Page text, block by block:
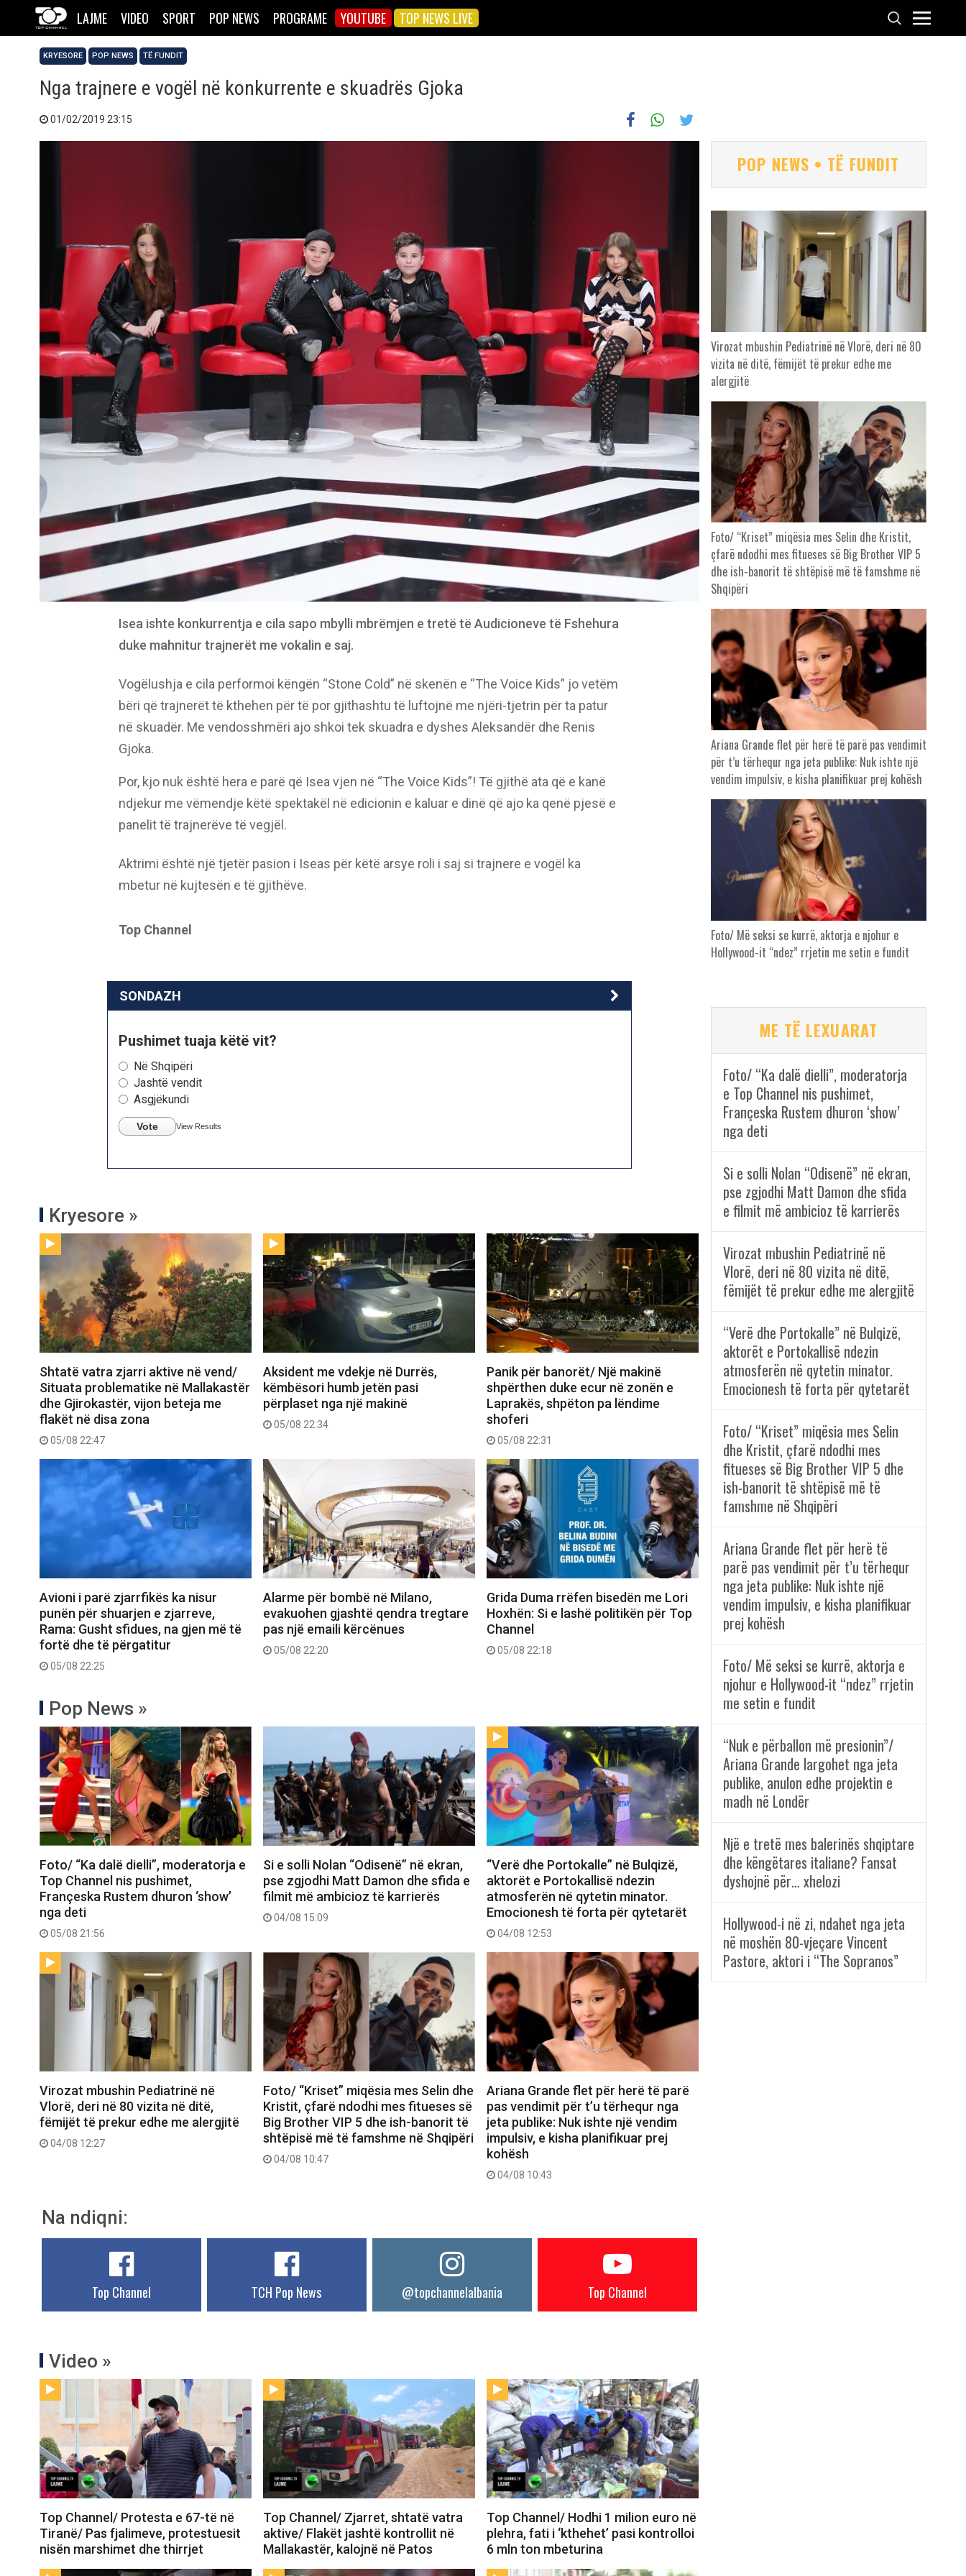
LAJME VIDEO SPORT POP NEWS PROGRAME YOUTUBE TOP NEWS LIVE
KRYESORE POP NEWS TË FUNDIT
Nga trajnere e vogël në konkurrente e skuadrës Gjoka
01/02/2019 23:15
Isea ishte konkurrentja e cila sapo mbylli mbrëmjen e tretë të Audicioneve të Fshehura
duke mahnitur trajnerët me vokalin e saj.
Vogëlushja e cila performoi këngën “Stone Cold” në skenën e “The Voice Kids” jo vetëm
bëri që trajnerët të kthehen për të por gjithashtu të luftojnë me njëri-tjetrin për ta patur
në skuadër. Me vendosshmëri ajo shkoi tek skuadra e dyshes Aleksandër dhe Renis
Gjoka.
Por, kjo nuk është hera e parë që Isea vjen në “The Voice Kids”! Të gjithë ata që e kanë
ndjekur me vëmendje këtë spektakël në edicionin e kaluar e dinë që ajo ka qenë pjesë e
panelit të trajnerëve të vegjël.
Aktrimi është një tjetër pasion i Iseas për këtë arsye roli i saj si trajnere e vogël ka
mbetur në kujtesën e të gjithëve.
Top Channel
SONDAZH
Pushimet tuaja këtë vit?
Në Shqipëri
Jashtë vendit
Asgjëkundi
Vote View Results
Kryesore »
Shtatë vatra zjarri aktive në vend/
Situata problematike në Mallakastër
dhe Gjirokastër, vijon beteja me
flakët në disa zona
05/08 22:47
Aksident me vdekje në Durrës,
këmbësori humb jetën pasi
përplaset nga një makinë
05/08 22:34
Panik për banorët/ Një makinë
shpërthen duke ecur në zonën e
Laprakës, shpëton pa lëndime
shoferi
05/08 22:31
Avioni i parë zjarrfikës ka nisur
punën për shuarjen e zjarreve,
Rama: Gusht sfidues, na gjen më të
fortë dhe të përgatitur
05/08 22:25
Alarme për bombë në Milano,
evakuohen gjashtë qendra tregtare
pas një emaili kërcënues
05/08 22:20
Grida Duma rrëfen bisedën me Lori
Hoxhën: Si e lashë politikën për Top
Channel
05/08 22:18
Pop News »
Foto/ “Ka dalë dielli”, moderatorja e
Top Channel nis pushimet,
Françeska Rustem dhuron ‘show’
nga deti
05/08 21:56
Si e solli Nolan “Odisenë” në ekran,
pse zgjodhi Matt Damon dhe sfida e
filmit më ambicioz të karrierës
04/08 15:09
“Verë dhe Portokalle” në Bulqizë,
aktorët e Portokallisë ndezin
atmosferën në qytetin minator.
Emocionesh të forta për qytetarët
04/08 12:53
Virozat mbushin Pediatrinë në
Vlorë, deri në 80 vizita në ditë,
fëmijët të prekur edhe me alergjitë
04/08 12:27
Foto/ “Kriset” miqësia mes Selin dhe
Kristit, çfarë ndodhi mes fitueses së
Big Brother VIP 5 dhe ish-banorit të
shtëpisë më të famshme në Shqipëri
04/08 10:47
Ariana Grande flet për herë të parë
pas vendimit për t’u tërhequr nga
jeta publike: Nuk ishte një vendim
impulsiv, e kisha planifikuar prej
kohësh
04/08 10:43
Na ndiqni:
Top Channel TCH Pop News @topchannelalbania Top Channel
Video »
Top Channel/ Protesta e 67-të në
Tiranë/ Pas fjalimeve, protestuesit
nisën marshimet dhe thirrjet
Top Channel/ Zjarret, shtatë vatra
aktive/ Flakët jashtë kontrollit në
Mallakastër, kalojnë në Patos
Top Channel/ Hodhi 1 milion euro në
plehra, fati i ‘kthehet’ pasi kontrolloi
6 mln ton mbeturina
POP NEWS • TË FUNDIT
Virozat mbushin Pediatrinë në Vlorë, deri në 80
vizita në ditë, fëmijët të prekur edhe me
alergjitë
Foto/ “Kriset” miqësia mes Selin dhe Kristit,
çfarë ndodhi mes fitueses së Big Brother VIP 5
dhe ish-banorit të shtëpisë më të famshme në
Shqipëri
Ariana Grande flet për herë të parë pas vendimit
për t’u tërhequr nga jeta publike: Nuk ishte një
vendim impulsiv, e kisha planifikuar prej kohësh
Foto/ Më seksi se kurrë, aktorja e njohur e
Hollywood-it “ndez” rrjetin me setin e fundit
ME TË LEXUARAT
Foto/ “Ka dalë dielli”, moderatorja
e Top Channel nis pushimet,
Françeska Rustem dhuron ‘show’
nga deti
Si e solli Nolan “Odisenë” në ekran,
pse zgjodhi Matt Damon dhe sfida
e filmit më ambicioz të karrierës
Virozat mbushin Pediatrinë në
Vlorë, deri në 80 vizita në ditë,
fëmijët të prekur edhe me alergjitë
“Verë dhe Portokalle” në Bulqizë,
aktorët e Portokallisë ndezin
atmosferën në qytetin minator.
Emocionesh të forta për qytetarët
Foto/ “Kriset” miqësia mes Selin
dhe Kristit, çfarë ndodhi mes
fitueses së Big Brother VIP 5 dhe
ish-banorit të shtëpisë më të
famshme në Shqipëri
Ariana Grande flet për herë të
parë pas vendimit për t’u tërhequr
nga jeta publike: Nuk ishte një
vendim impulsiv, e kisha planifikuar
prej kohësh
Foto/ Më seksi se kurrë, aktorja e
njohur e Hollywood-it “ndez” rrjetin
me setin e fundit
“Nuk e përballon më presionin”/
Ariana Grande largohet nga jeta
publike, anulon edhe projektin e
madh në Londër
Një e tretë mes balerinës shqiptare
dhe këngëtares italiane? Fansat
dyshojnë për… xhelozi
Hollywood-i në zi, ndahet nga jeta
në moshën 80-vjeçare Vincent
Pastore, aktori i “The Sopranos”